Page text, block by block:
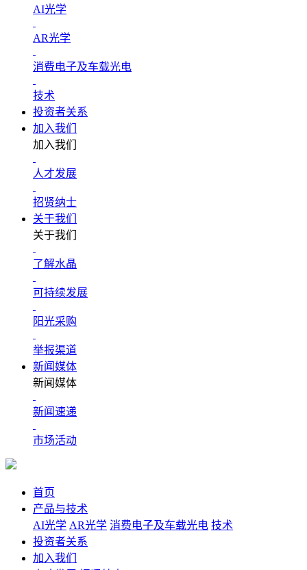
AI光学
AR光学
消费电子及车载光电
技术
投资者关系
加入我们
加入我们
人才发展
招贤纳士
关于我们
关于我们
了解水晶
可持续发展
阳光采购
举报渠道
新闻媒体
新闻媒体
新闻速递
市场活动
首页
产品与技术
AI光学 AR光学 消费电子及车载光电 技术
投资者关系
加入我们